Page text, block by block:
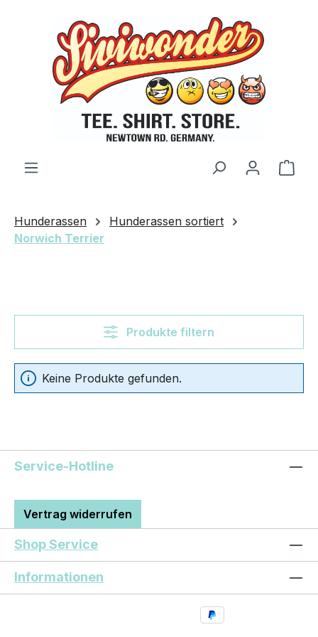
Hunderassen
Hunderassen sortiert
Norwich Terrier
Produkte filtern
Keine Produkte gefunden.
Service-Hotline
Vertrag widerrufen
Shop Service
Informationen